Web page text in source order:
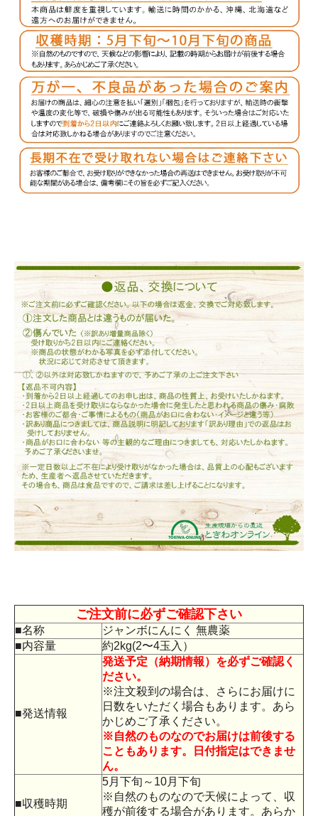
ご注文前に必ずご確認下さい
■名称
ジャンボにんにく 無農薬
■内容量
約2kg(2〜4玉入）
■発送情報
発送予定（納期情報）を必ずご確認く
ださい。
※注文殺到の場合は、さらにお届けに
日数をいただく場合もあります。あら
かじめご了承ください。
※自然のものなのでお届けは前後する
こともあります。日付指定はできませ
ん。
■収穫時期
5月下旬～10月下旬
※自然のものなので天候によって、収
穫が前後する場合があります。あらか